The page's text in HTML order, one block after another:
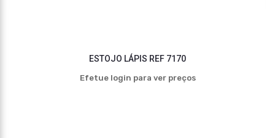
ESTOJO LÁPIS REF 7170
Efetue login para ver preços